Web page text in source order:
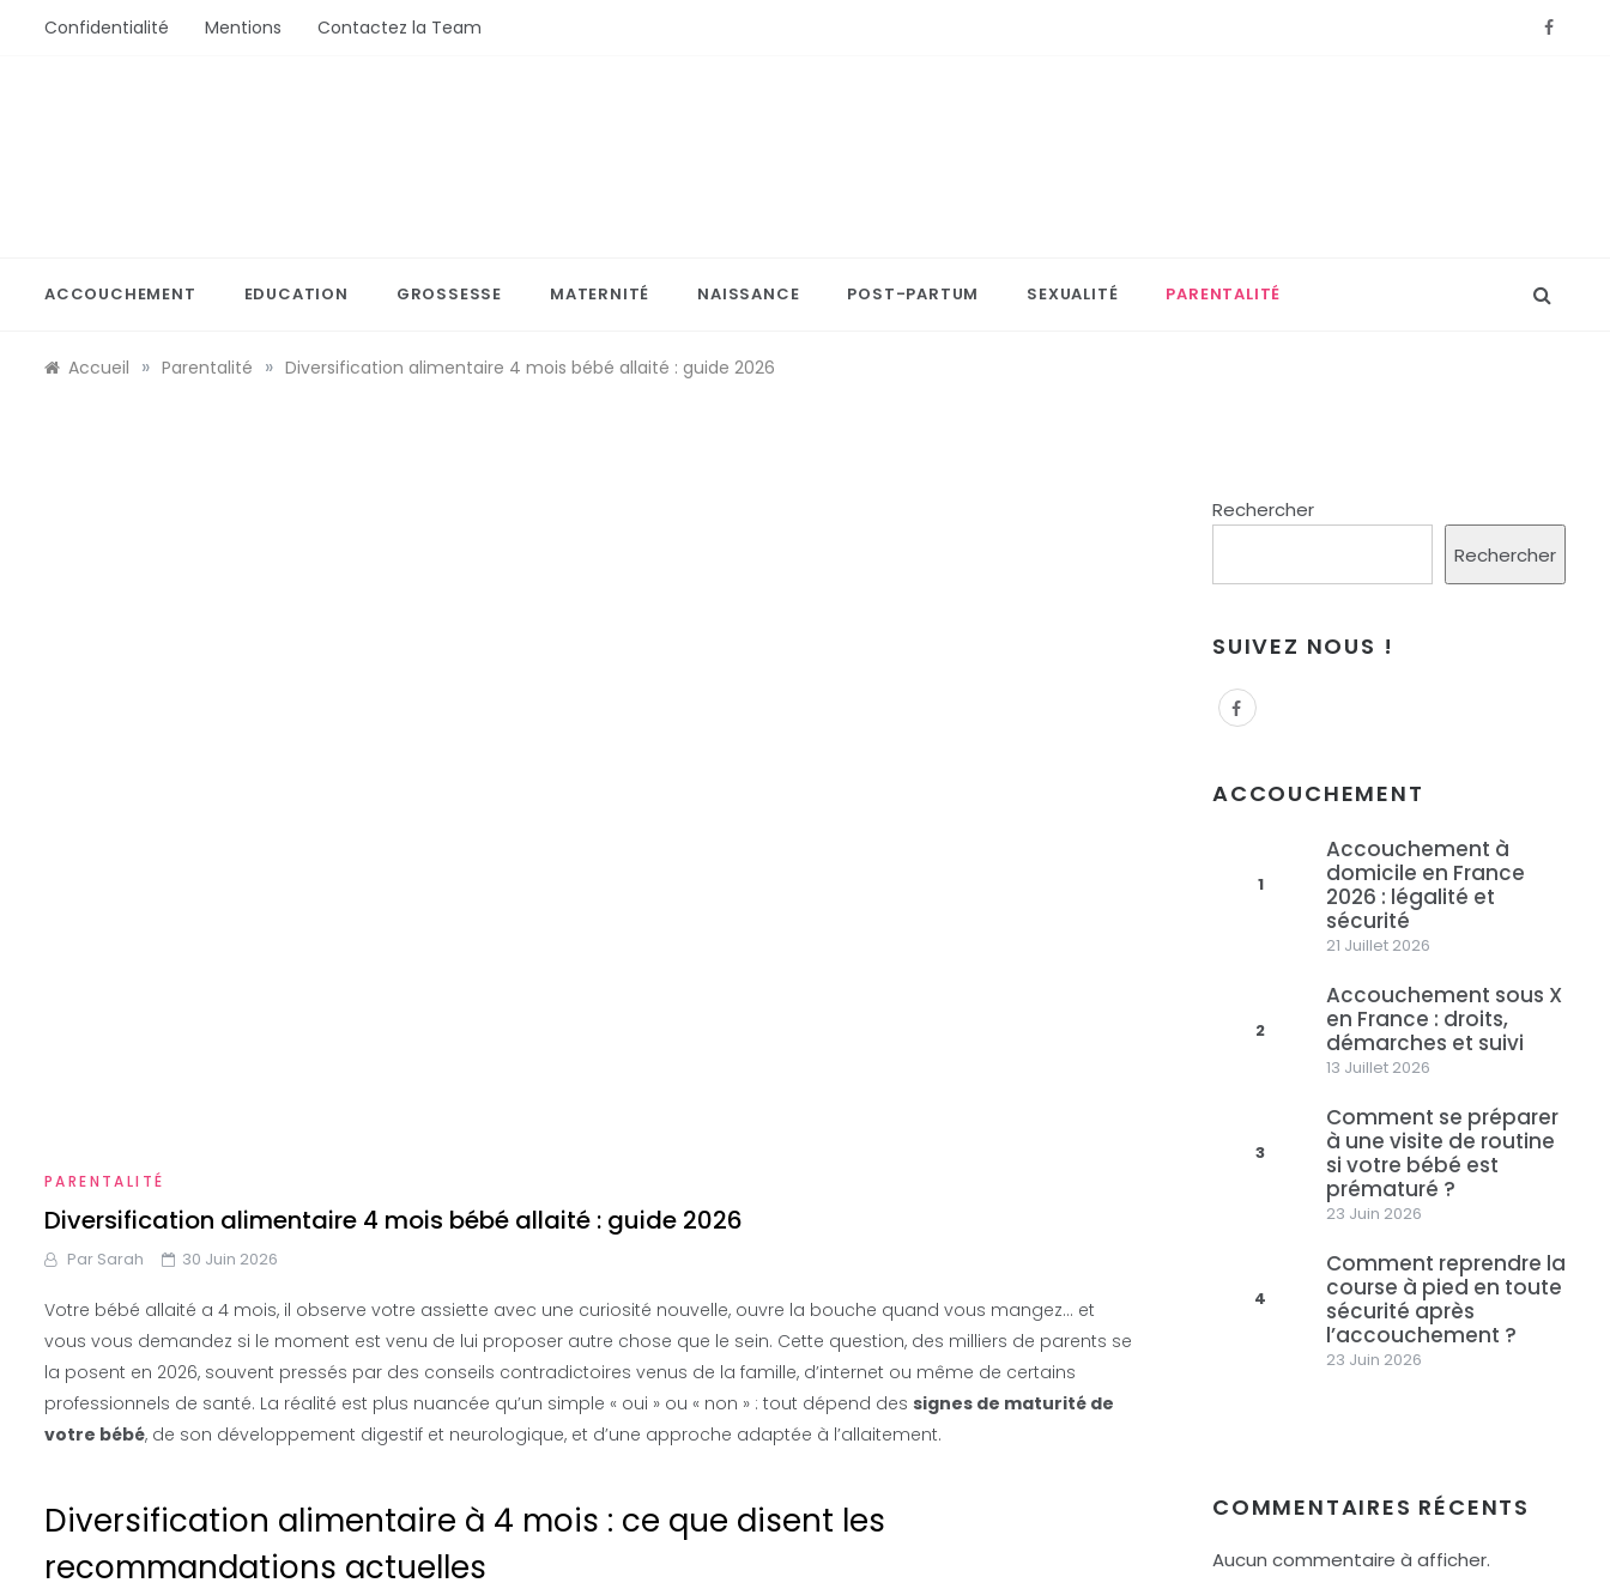
Confidentialité Mentions Contactez la Team
ACCOUCHEMENT EDUCATION GROSSESSE MATERNITÉ NAISSANCE POST-PARTUM SEXUALITÉ PARENTALITÉ
Accueil » Parentalité » Diversification alimentaire 4 mois bébé allaité : guide 2026
PARENTALITÉ
Diversification alimentaire 4 mois bébé allaité : guide 2026
Par Sarah 30 Juin 2026
Votre bébé allaité a 4 mois, il observe votre assiette avec une curiosité nouvelle, ouvre la bouche quand vous mangez… et
vous vous demandez si le moment est venu de lui proposer autre chose que le sein. Cette question, des milliers de parents se
la posent en 2026, souvent pressés par des conseils contradictoires venus de la famille, d’internet ou même de certains
professionnels de santé. La réalité est plus nuancée qu’un simple « oui » ou « non » : tout dépend des signes de maturité de
votre bébé, de son développement digestif et neurologique, et d’une approche adaptée à l’allaitement.
Diversification alimentaire à 4 mois : ce que disent les
recommandations actuelles
Rechercher
Rechercher
SUIVEZ NOUS !
ACCOUCHEMENT
1
Accouchement à
domicile en France
2026 : légalité et
sécurité
21 Juillet 2026
2
Accouchement sous X
en France : droits,
démarches et suivi
13 Juillet 2026
3
Comment se préparer
à une visite de routine
si votre bébé est
prématuré ?
23 Juin 2026
4
Comment reprendre la
course à pied en toute
sécurité après
l’accouchement ?
23 Juin 2026
COMMENTAIRES RÉCENTS
Aucun commentaire à afficher.